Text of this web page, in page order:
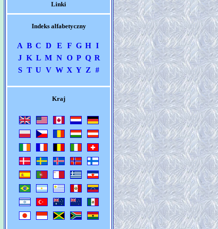
Linki
Indeks alfabetyczny
A B C D E F G H I
J K L M N O P Q R
S T U V W X Y Z #
Kraj